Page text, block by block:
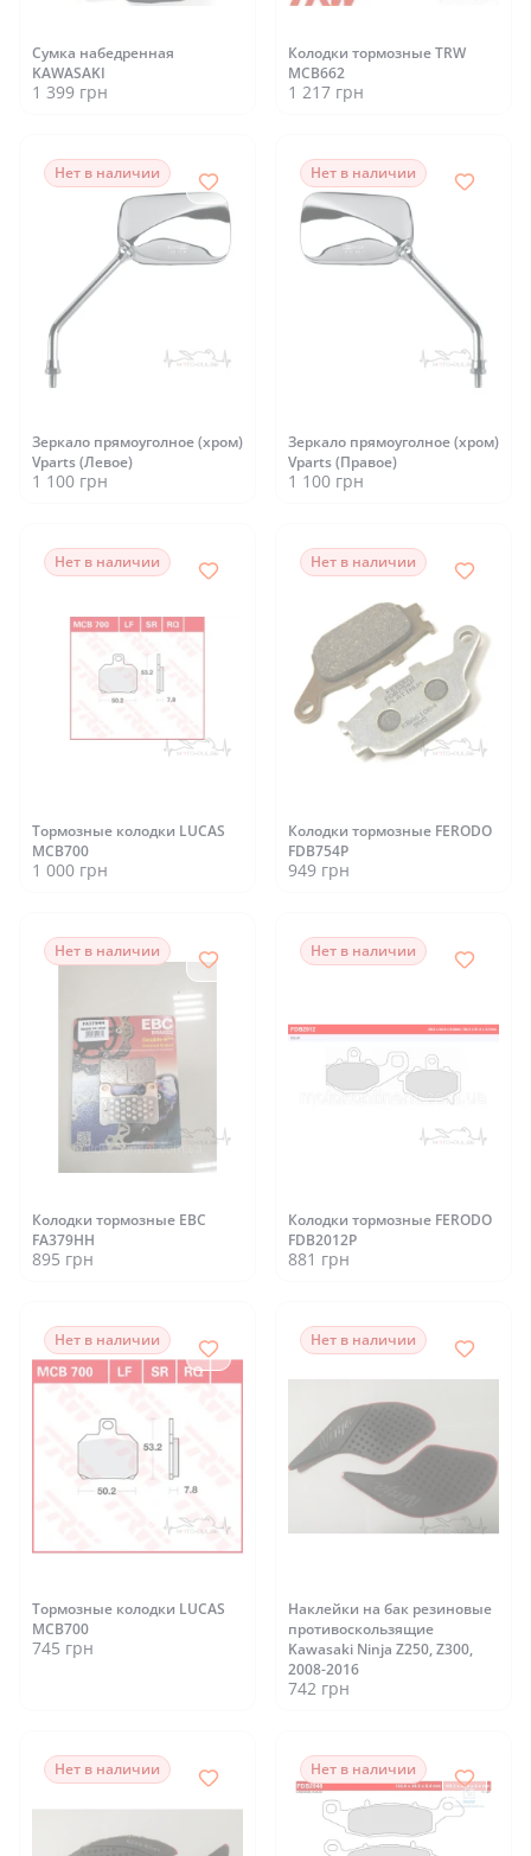
Сумка набедренная
KAWASAKI
1 399 грн
Колодки тормозные TRW
MCB662
1 217 грн
Нет в наличии
Зеркало прямоуголное (хром)
Vparts (Левое)
1 100 грн
Нет в наличии
Зеркало прямоуголное (хром)
Vparts (Правое)
1 100 грн
Нет в наличии
Тормозные колодки LUCAS
MCB700
1 000 грн
Нет в наличии
Колодки тормозные FERODO
FDB754P
949 грн
Нет в наличии
Колодки тормозные EBC
FA379HH
895 грн
Нет в наличии
Колодки тормозные FERODO
FDB2012P
881 грн
Нет в наличии
Тормозные колодки LUCAS
MCB700
745 грн
Нет в наличии
Наклейки на бак резиновые
противоскользящие
Kawasaki Ninja Z250, Z300,
2008-2016
742 грн
Нет в наличии Нет в наличии